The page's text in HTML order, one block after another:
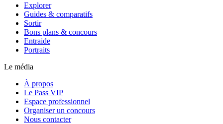
Explorer
Guides & comparatifs
Sortir
Bons plans & concours
Entraide
Portraits
Le média
À propos
Le Pass VIP
Espace professionnel
Organiser un concours
Nous contacter